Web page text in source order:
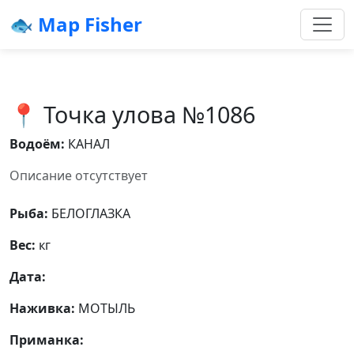
🐟 Map Fisher
📍 Точка улова №1086
Водоём: КАНАЛ
Описание отсутствует
Рыба: БЕЛОГЛАЗКА
Вес: кг
Дата:
Наживка: МОТЫЛЬ
Приманка: